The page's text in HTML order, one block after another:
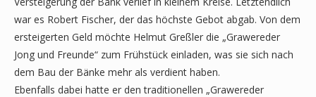
war es Robert Fischer, der das höchste Gebot abgab. Von dem
ersteigerten Geld möchte Helmut Greßler die „Grawereder
Jong und Freunde“ zum Frühstück einladen, was sie sich nach
dem Bau der Bänke mehr als verdient haben.
Ebenfalls dabei hatte er den traditionellen „Grawereder